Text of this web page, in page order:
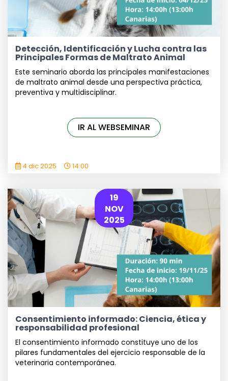
Detección, Identificación y Lucha contra las
Principales Formas de Maltrato Animal
Este seminario aborda las principales manifestaciones
de maltrato animal desde una perspectiva práctica,
preventiva y multidisciplinar.
4 dic 2025 14:00
IR AL WEBSEMINAR
19
NOV
2025
Consentimiento informado: Ciencia, ética y
responsabilidad profesional
El consentimiento informado constituye uno de los
pilares fundamentales del ejercicio responsable de la
veterinaria contemporánea.